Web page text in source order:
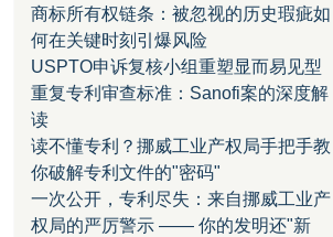
商标所有权链条：被忽视的历史瑕疵如
何在关键时刻引爆风险
USPTO申诉复核小组重塑显而易见型
重复专利审查标准：Sanofi案的深度解
读
读不懂专利？挪威工业产权局手把手教
你破解专利文件的"密码"
一次公开，专利尽失：来自挪威工业产
权局的严厉警示 —— 你的发明还"新